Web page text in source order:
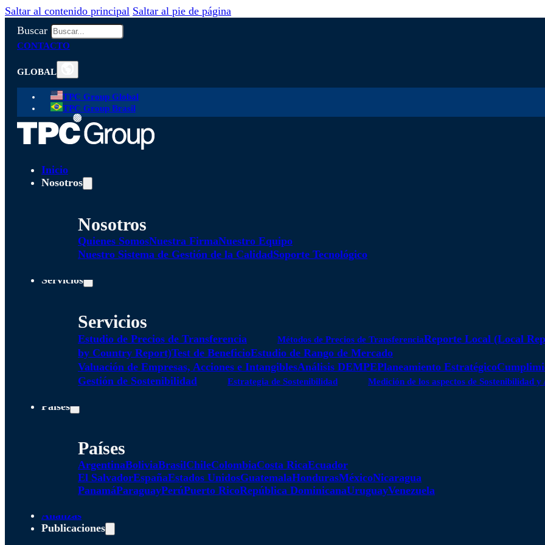
Saltar al contenido principal Saltar al pie de página
Buscar
CONTACTO
GLOBAL
TPC Group Global
TPC Group Brasil
Inicio
Nosotros
Nosotros
Quienes SomosNuestra FirmaNuestro Equipo
Nuestro Sistema de Gestión de la CalidadSoporte Tecnológico
Servicios
Servicios
Estudio de Precios de Transferencia Métodos de Precios de TransferenciaReporte Local (Local
by Country Report)Test de BeneficioEstudio de Rango de Mercado
Valuación de Empresas, Acciones e IntangiblesAnálisis DEMPEPlaneamiento Estratégico
Gestión de Sostenibilidad
Estrategia de Sostenibilidad Medición de los aspectos de Sostenibilidad y
Países
Países
ArgentinaBoliviaBrasilChileColombiaCosta RicaEcuador
El SalvadorEspañaEstados UnidosGuatemalaHondurasMéxicoNicaragua
PanamáParaguayPerúPuerto RicoRepública DominicanaUruguayVenezuela
Alianzas
Publicaciones